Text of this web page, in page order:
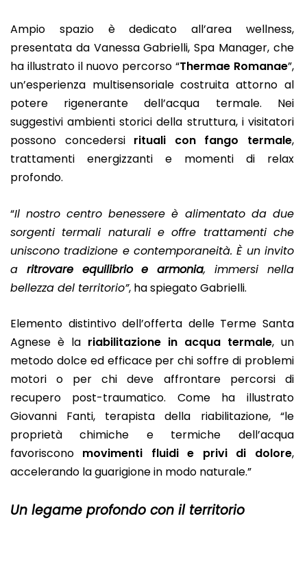
Ampio spazio è dedicato all’area wellness,
presentata da Vanessa Gabrielli, Spa Manager, che
ha illustrato il nuovo percorso “Thermae Romanae”,
un’esperienza multisensoriale costruita attorno al
potere rigenerante dell’acqua termale. Nei
suggestivi ambienti storici della struttura, i visitatori
possono concedersi rituali con fango termale,
trattamenti energizzanti e momenti di relax
profondo.
“Il nostro centro benessere è alimentato da due
sorgenti termali naturali e offre trattamenti che
uniscono tradizione e contemporaneità. È un invito
a ritrovare equilibrio e armonia, immersi nella
bellezza del territorio”, ha spiegato Gabrielli.
Elemento distintivo dell’offerta delle Terme Santa
Agnese è la riabilitazione in acqua termale, un
metodo dolce ed efficace per chi soffre di problemi
motori o per chi deve affrontare percorsi di
recupero post-traumatico. Come ha illustrato
Giovanni Fanti, terapista della riabilitazione, “le
proprietà chimiche e termiche dell’acqua
favoriscono movimenti fluidi e privi di dolore,
accelerando la guarigione in modo naturale.”
Un legame profondo con il territorio